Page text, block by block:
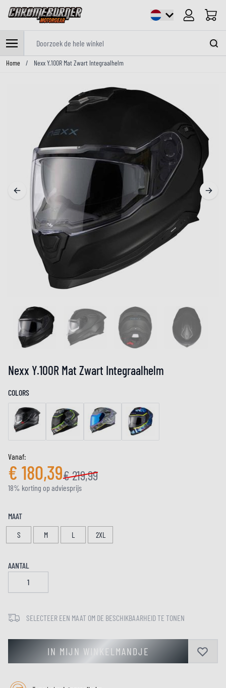
Cart
Ga naar de inhoud
Home / Nexx Y.100R Mat Zwart Integraalhelm
Nexx Y.100R Mat Zwart Integraalhelm
COLORS
Vanaf:
€ 180,39€ 219,99
18% korting op adviesprijs
MAAT
S
M L 2XL
AANTAL
SELECTEER EEN MAAT OM DE BESCHIKBAARHEID TE TONEN
IN MIJN WINKELMANDJE